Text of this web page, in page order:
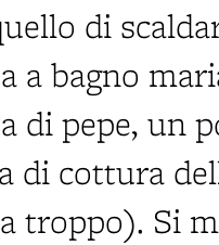
di
a bagno
di pepe, un
di cottura
troppo). Si